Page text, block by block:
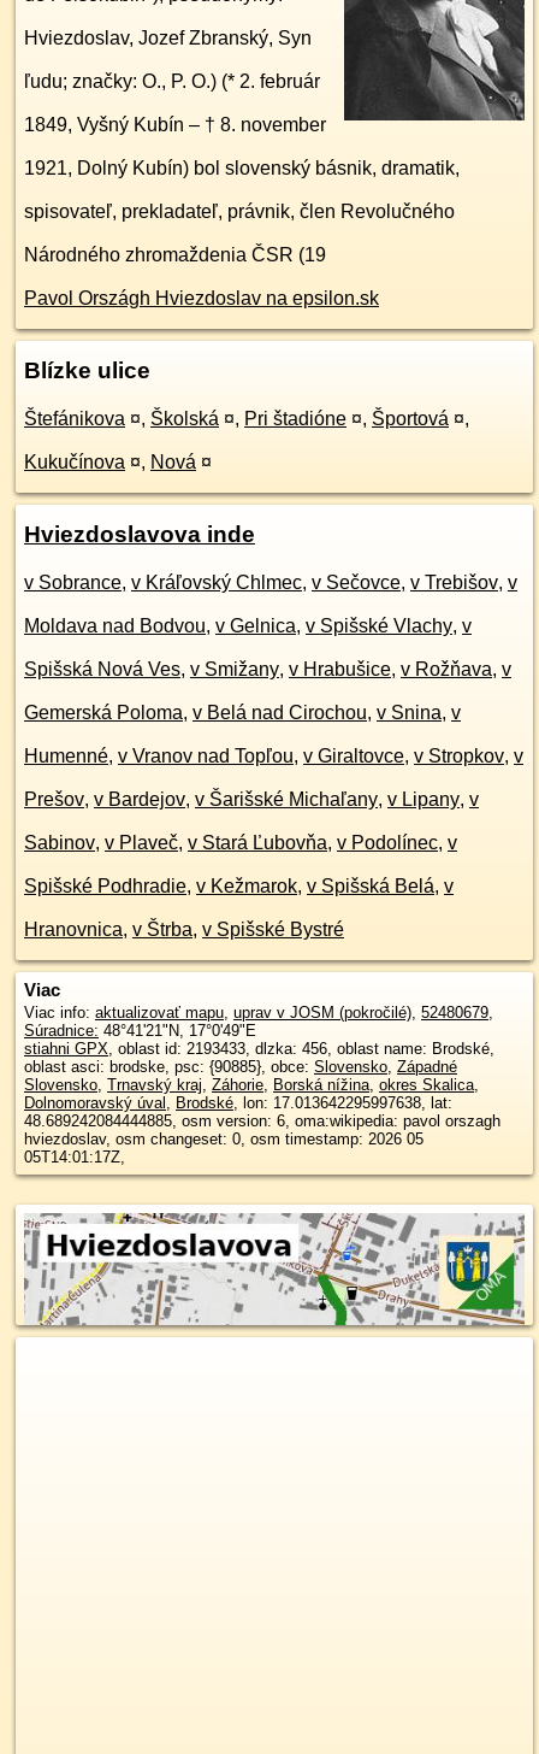
Hviezdoslav, Jozef Zbranský, Syn
ľudu; značky: O., P. O.) (* 2. február
1849, Vyšný Kubín – † 8. november
1921, Dolný Kubín) bol slovenský básnik, dramatik,
spisovateľ, prekladateľ, právnik, člen Revolučného
Národného zhromaždenia ČSR (19
Pavol Országh Hviezdoslav na epsilon.sk
Blízke ulice
Štefánikova ¤, Školská ¤, Pri štadióne ¤, Športová ¤,
Kukučínova ¤, Nová ¤
Hviezdoslavova inde
v Sobrance, v Kráľovský Chlmec, v Sečovce, v Trebišov, v
Moldava nad Bodvou, v Gelnica, v Spišské Vlachy, v
Spišská Nová Ves, v Smižany, v Hrabušice, v Rožňava, v
Gemerská Poloma, v Belá nad Cirochou, v Snina, v
Humenné, v Vranov nad Topľou, v Giraltovce, v Stropkov, v
Prešov, v Bardejov, v Šarišské Michaľany, v Lipany, v
Sabinov, v Plaveč, v Stará Ľubovňa, v Podolínec, v
Spišské Podhradie, v Kežmarok, v Spišská Belá, v
Hranovnica, v Štrba, v Spišské Bystré
Viac
Viac info: aktualizovať mapu, uprav v JOSM (pokročilé), 52480679,
Súradnice: 48°41'21"N, 17°0'49"E
stiahni GPX, oblast id: 2193433, dlzka: 456, oblast name: Brodské,
oblast asci: brodske, psc: {90885}, obce: Slovensko, Západné
Slovensko, Trnavský kraj, Záhorie, Borská nížina, okres Skalica,
Dolnomoravský úval , Brodské, lon: 17.013642295997638, lat:
48.689242084444885, osm version: 6, oma:wikipedia: pavol orszagh
hviezdoslav, osm changeset: 0, osm timestamp: 2026 05
05T14:01:17Z,